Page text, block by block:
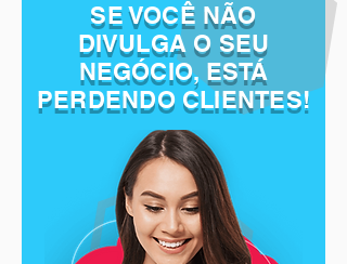
SE VOCÊ NÃO
DIVULGA O SEU
NEGÓCIO, ESTÁ
PERDENDO CLIENTES!